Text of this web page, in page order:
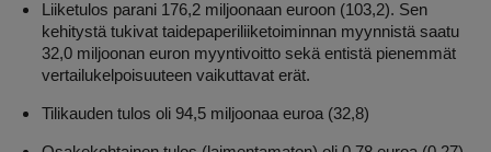
Liiketulos parani 176,2 miljoonaan euroon (103,2). Sen
kehitystä tukivat taidepaperiliiketoiminnan myynnistä saatu
32,0 miljoonan euron myyntivoitto sekä entistä pienemmät
vertailukelpoisuuteen vaikuttavat erät.
Tilikauden tulos oli 94,5 miljoonaa euroa (32,8)